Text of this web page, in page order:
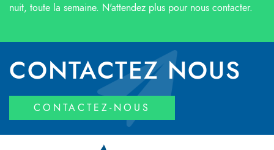
nuit, toute la semaine. N'attendez plus pour nous contacter.
CONTACTEZ NOUS
CONTACTEZ-NOUS